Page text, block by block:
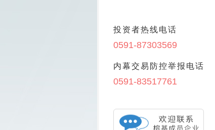
投资者热线电话
0591-87303569
内幕交易防控举报电话
0591-83517761